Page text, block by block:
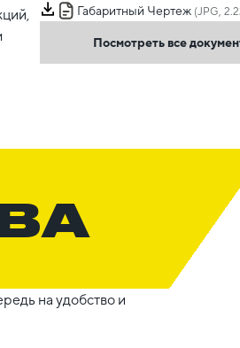
Габаритный Чертеж (JPG,
Посмотреть все
на удобство и